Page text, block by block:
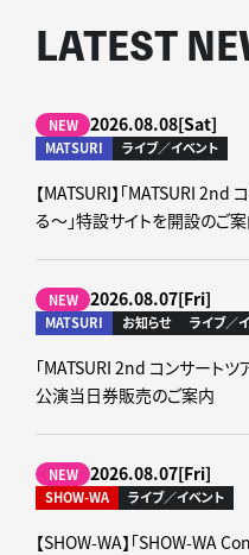
LATEST
NEW 2026.08.08[Sat]
MATSURI ライブ／イベント
【MATSURI】「MATSURI
る～」特設サイトを開設のご
NEW 2026.08.07[Fri]
MATSURI お知らせ ライブ／
「MATSURI 2nd コンサート
公演当日券販売のご案内
NEW 2026.08.07[Fri]
SHOW-WA ライブ／イベント
【SHOW-WA】「SHOW-WA